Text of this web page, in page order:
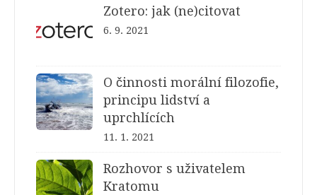
Zotero: jak (ne)citovat
6. 9. 2021
O činnosti morální filozofie,
principu lidství a
uprchlících
11. 1. 2021
Rozhovor s uživatelem
Kratomu